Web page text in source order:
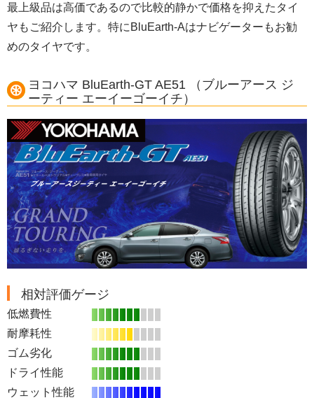
最上級品は高価であるので比較的静かで価格を抑えたタイ
ヤもご紹介します。特にBluEarth-Aはナビゲーターもお勧
めのタイヤです。
ヨコハマ BluEarth-GT AE51 （ブルーアース ジ
ーティー エーイーゴーイチ）
相対評価ゲージ
低燃費性
耐摩耗性
ゴム劣化
ドライ性能
ウェット性能